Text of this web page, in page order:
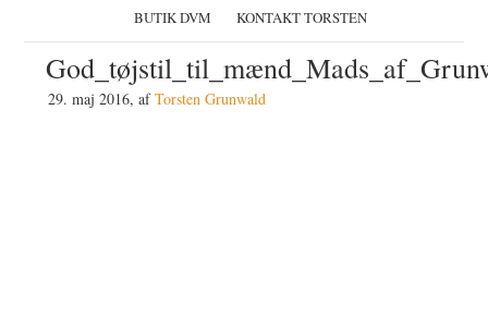
BUTIK DVM KONTAKT TORSTEN
29. maj 2016, afTorsten Grunwald